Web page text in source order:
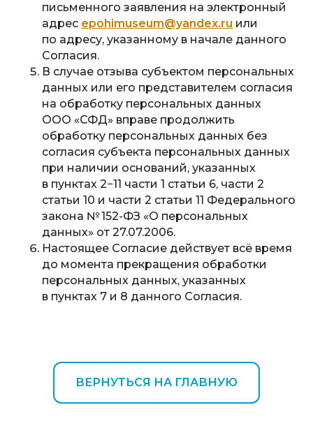
письменного заявления на электронный
адрес epohimuseum@yandex.ru или
по адресу, указанному в начале данного
Согласия.
В случае отзыва субъектом персональных
данных или его представителем согласия
на обработку персональных данных
ООО «СФД» вправе продолжить
обработку персональных данных без
согласия субъекта персональных данных
при наличии оснований, указанных
в пунктах 2−11 части 1 статьи 6, части 2
статьи 10 и части 2 статьи 11 Федерального
закона № 152-ФЗ «О персональных
данных» от 27.07.2006.
Настоящее Согласие действует всё время
до момента прекращения обработки
персональных данных, указанных
в пунктах 7 и 8 данного Согласия.
ВЕРНУТЬСЯ НА ГЛАВНУЮ